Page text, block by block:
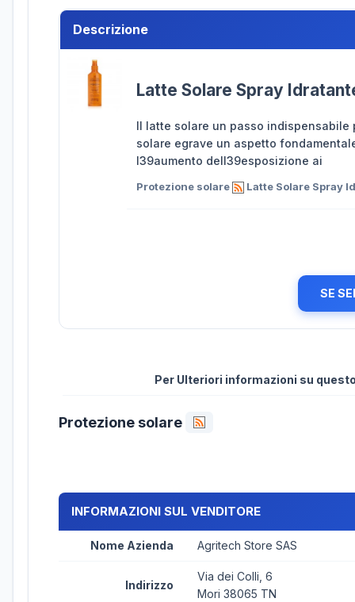
Descrizione
Latte Solare Spray
Il latte solare un passo
solare egrave un aspetto
l39aumento dell39esposizione ai
Protezione solare Latte Solare Spray
SE
Per Ulteriori informazioni su
Protezione solare
INFORMAZIONI SUL VENDITORE
Nome Azienda Agritech Store SAS
Indirizzo
Via dei Colli, 6
Mori 38065 TN